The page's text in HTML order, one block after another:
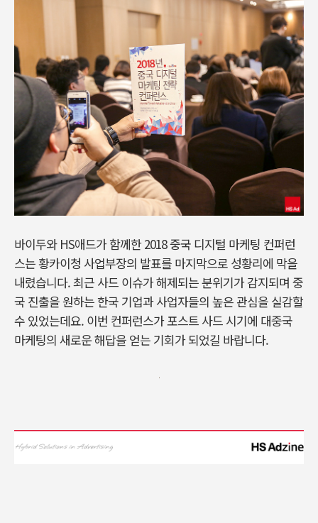
바이두와 HS애드가 함께한 2018 중국 디지털 마케팅 컨퍼런
스는 황카이청 사업부장의 발표를 마지막으로 성황리에 막을
내렸습니다. 최근 사드 이슈가 해제되는 분위기가 감지되며 중
국 진출을 원하는 한국 기업과 사업자들의 높은 관심을 실감할
수 있었는데요. 이번 컨퍼런스가 포스트 사드 시기에 대중국
마케팅의 새로운 해답을 얻는 기회가 되었길 바랍니다.